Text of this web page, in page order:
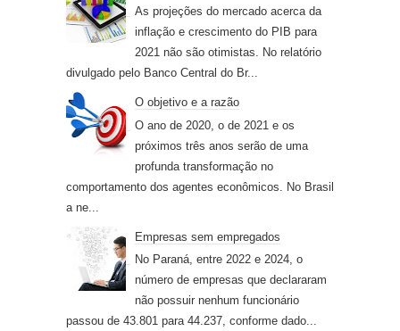
As projeções do mercado acerca da
inflação e crescimento do PIB para
2021 não são otimistas. No relatório
divulgado pelo Banco Central do Br...
O objetivo e a razão
O ano de 2020, o de 2021 e os
próximos três anos serão de uma
profunda transformação no
comportamento dos agentes econômicos. No Brasil
a ne...
Empresas sem empregados
No Paraná, entre 2022 e 2024, o
número de empresas que declararam
não possuir nenhum funcionário
passou de 43.801 para 44.237, conforme dado...